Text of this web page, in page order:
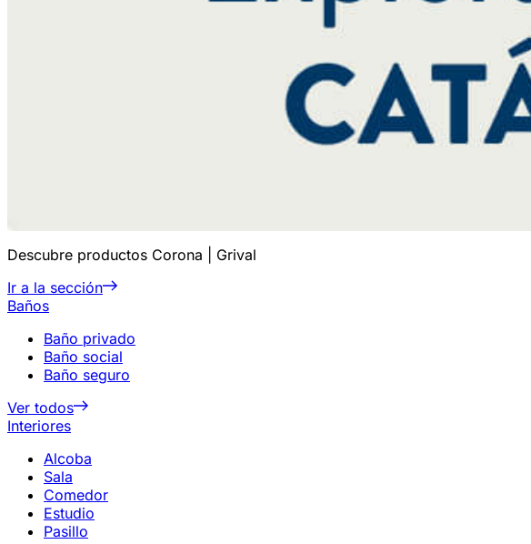
Descubre productos Corona | Grival
Ir a la sección
Baños
Baño privado
Baño social
Baño seguro
Ver todos
Interiores
Alcoba
Sala
Comedor
Estudio
Pasillo